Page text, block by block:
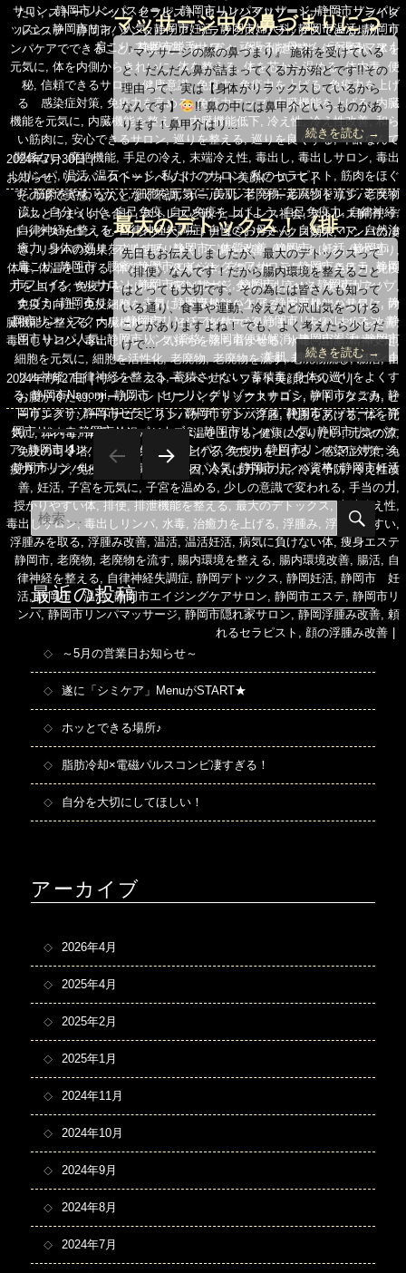
サロン ,静岡市リンパスクール,静岡市リンパマッサージ,静岡市リンパレ
ッスン,静岡市リンパ人気,静岡市妊活,静岡市婦人科,静岡市温活,静岡市
肩こり,静岡市脱毛サロン, 頑張るお母さん,頑張るママ
リ
ー
たい,ストーンベッド,セラピスト, ヒーリングリゾートナゴミ,ブライダ
ルエステ 静岡市,メンタルケア,リラックス,リラックスできる場所, リ
ンパケアでできること,不要物質,体が喜ぶ,体の排泄機能,体の柔軟,体を
元気に ,体を内側からきれいに,体を整える ,体を芯から温める,体内毒,便
秘 ,信頼できるサロン,健康意識,免疫力,免疫力を上げる,免疫力を上げ
る 感染症対策 ,免疫力を高める,免疫力アップ,内臓機能を上げる,内臓
機能を元気に
内臓機能を整える,内臓機能低下 冷え性,冷え性改善,和ら
い筋肉に ,安心できるサロン ,巡りを整える ,巡りを良くする,年齢なんて
関係ない,廃絶機能 ,手足の冷え ,末端冷え性 ,毒出し ,毒出しサロン ,毒出
しリンパ ,温活,温石ベッド,私だけのサロン,私のセラピスト ,筋肉をほぐ
す,筋肉をやわらかく,細胞を元気に,美肌,老廃物,老廃物を流す,老廃物
流し ,自分らしく,自己免疫,自己免疫を上げよう,自己免疫力,自律神経,
自律神経を整える,自律神経失調症,自慢のお母さん, 自慢のママ ,自然治
癒力,身体の巡りをよくする,静岡市 体質改善,静岡市 妊活 ,静岡市
肩こり,静岡市 腰痛,静岡市エイジングケアサロン,静岡市エステ ,静岡
市フェイシャルサロン,静岡市マッサージ ,静岡市リンパ,静岡市リンパ
ナゴミ ,静岡市リンパ 人気,静岡市リンパケア,静岡市リンパサロン ,静
岡市リンパスクール,静岡市リンパマッサージ,静岡市リンパレッスン,静
岡市リンパ人気,静岡市リンパ資格,静岡市便秘解消,静岡市温活,静岡市
美肌 ,静岡市美肌サロン
マッサージ中の鼻づまりにつ
いて
『マッサージの際の鼻づまり』 施術を受けている
と、だんだん鼻が詰まってくる方が殆どです!!その
理由って、実は【身体がリラックスしているから
なんです】
!! 鼻の中には鼻甲介というものがあ
ります！鼻甲介はリ...
続きを読む →
投
稿
日:
2024年7月30日
カ
テ
リ
お知らせ, リンパ・ストーンベッド・フォト美顔について
タ
グ
その場で実感,なんとなく不調,オールハンド,オールハンドリンパ,スト
レスとうまく付き合う,ストレスと戦う,ストレス社会,ストレス解消,デ
トックスサロン,ヒーリングリゾートナゴミ,リラックス効果,リンパの凄
さ,リンパの効果,不調を取り除く ,不調を改善,代謝をあげる,体の巡り ,
体毒,体温を上げる,体質改善,健康な体,元気な体,元気の源,免疫力,免疫
力を上げる,免疫力を上げる 感染症対策,免疫力を高める,免疫力アップ,
免疫力向上,免疫細胞を元気に,内臓機能を上げる,内臓機能を元気に,内
臓機能を整える,内臓機能低下,妊活,施術中の鼻づまり ,未病,未病を改善,
毒出しサロン,毒出しリンパ,気持ちを落ち着かせる,水毒,温活,精神安定,
細胞を元気に,細胞を活性化,老廃物,老廃物を流す,老廃物流し,腸活,自
リル神経,自律神経を整える,蓄積させない,蓄積毒,身体の巡りをよくす
る,静岡市Nagomi,静岡市 ヒーリングリゾートナゴミ,静岡市なごみ,静
岡市エステ,静岡市セラピスト,静岡市デトックス,静岡市マッサージ,静
岡市リンパ,静岡市リンパ ナゴミ,静岡市リンパ 人気,静岡市リンパケ
ア,静岡市リンパサロン ,静岡市リンパスクール,静岡市リンパマッサージ,
静岡市リンパレッスン
静岡市リンパ人気,静岡市リンパ資格,静岡市妊活
最大のデトックス！《排
便》！！
先日もお伝えしましたが、最大のデトックスって
《排便》なんです！だから腸内環境を整えること
はとっても大切です。その為には皆さんも知って
いる通り、食事や運動、冷えなど沢山気をつける
ことがありますよね！ でも、よく考えたら少しだ
けで...
続きを読む →
投
稿
日:
2024年7月27日
カ
テ
ゴ
リ
リンパ・ストーンベッド・フォト美顔について
タ
グ
お腹が冷たい,オールハンドリンパ,デトックスサロン,デトックス力,ヒ
ーリングリゾートナゴミ,リンパケア,リンパ浮腫,代謝をあげる,体を元
気に,体内毒,体毒,体温が低い,体温を上げる,健康になりたい,元気の源,
免疫の司令塔, 免疫力 免疫力を上げる,免疫力を上げる 感染症対策,免
疫力アップ,免疫力向上 , 冷えの原因,冷えは万病の元,冷え予防,冷え性改
善,妊活,子宮を元気に,子宮を温める, 少しの意識で変われる,手当の力 ,
授かりやすい体,排便,排泄機能を整える,最大のデトックス, 末端冷え性,
毒出しサロン,毒出しリンパ,水毒,治癒力を上げる ,浮腫み,浮腫みやすい,
浮腫みを取る,浮腫み改善,温活,温活妊活,病気に負けない体,痩身エステ
静岡市,老廃物,老廃物を流す, 腸内環境を整える, 腸内環境改善, 腸活, 自
律神経を整える, 自律神経失調症,静岡デトックス,静岡妊活,静岡市 妊
活,静岡市 温活,静岡市エイジングケアサロン,静岡市エステ,静岡市リ
ンパ,静岡市リンパマッサージ,静岡市隠れ家サロン,静岡浮腫み改善,頼
れるセラピスト , 顔の浮腫み改善
投
稿
ナ
ビ
ゲ
ー
シ
ョ
ン
ページ1
次のペ
ージ
検
索
対
象:
検
索
最近の投稿
～5月の営業日お知らせ～
遂に「シミケア」MenuがSTART★
ホッとできる場所♪
脂肪冷却×電磁パルスコンビ凄すぎる！
自分を大切にしてほしい！
アーカイブ
2026年4月
2025年4月
2025年2月
2025年1月
2024年11月
2024年10月
2024年9月
2024年8月
2024年7月